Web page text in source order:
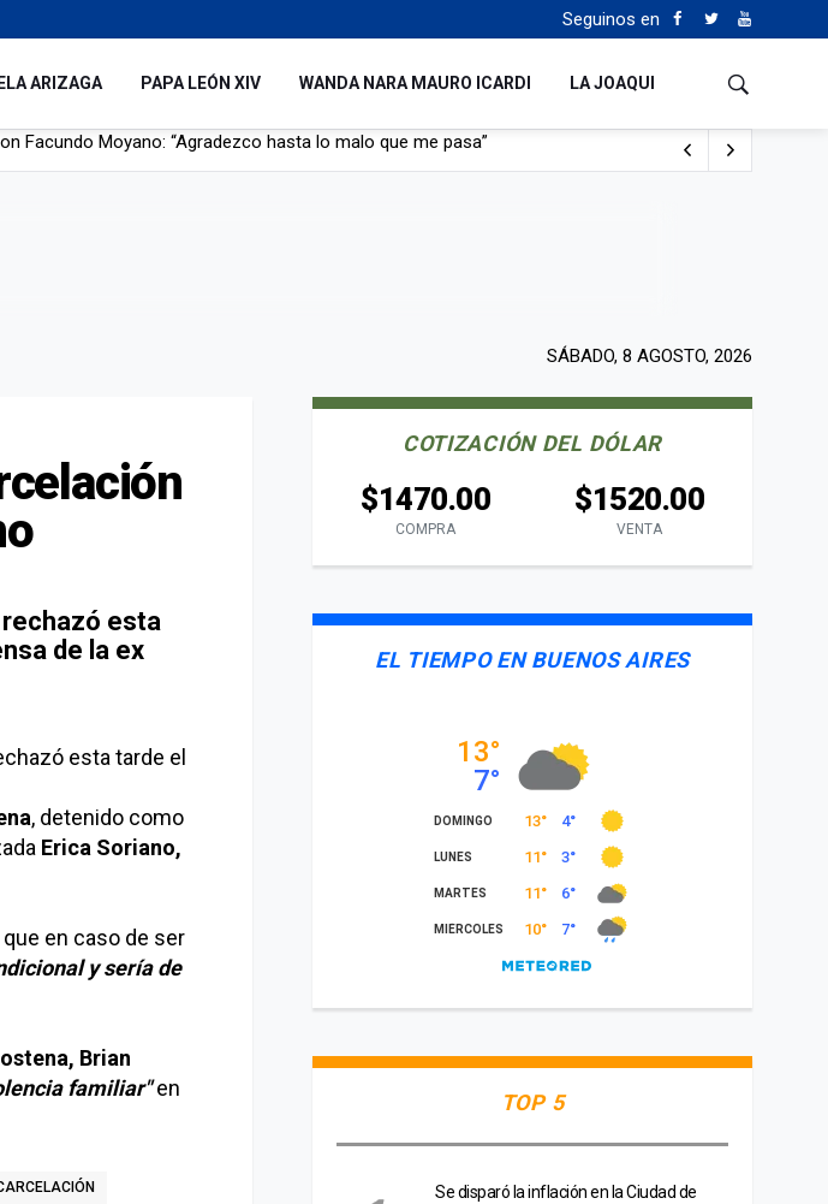
Seguinos en
ARIZAGA PAPA LEÓN XIV WANDA NARA MAURO ICARDI LA JOAQUI
días de agonía tras ser rociado con nafta y prendido fuego
SÁBADO, 8 AGOSTO, 2026
rechazó esta
de la ex
esta tarde el
, detenido como
Erica Soriano,
en caso de ser
y sería de
Brian
familiar"en
COTIZACIÓN DEL DÓLAR
$1470.00
COMPRA
$1520.00
VENTA
EL TIEMPO EN BUENOS AIRES
TOP 5
Se disparó la inflación en la Ciudad de